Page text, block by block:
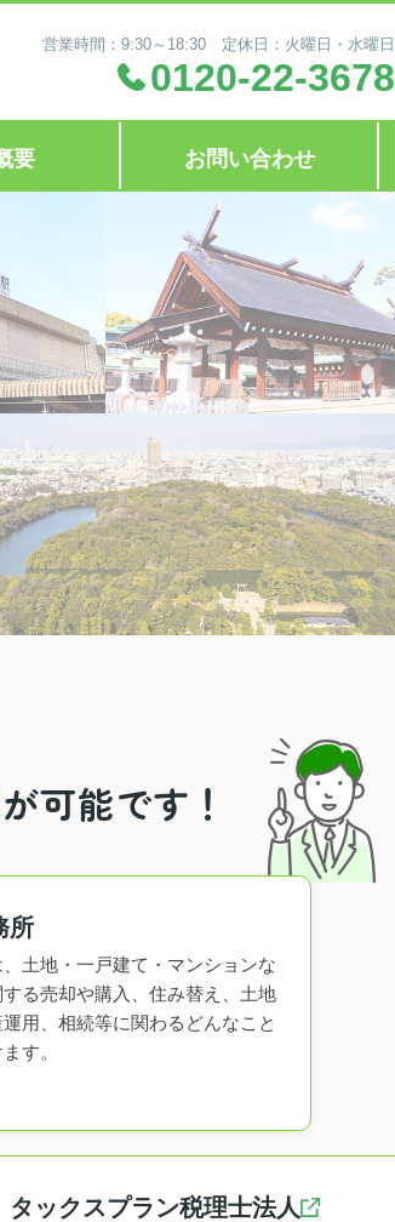
営業時間：9:30～18:30 定休日：火曜日・水曜日
0120-22-3678
要 お問い合わせ
が可能です！
所
土地・一戸建て・マンションな
る売却や購入、住み替え、土地
用、相続等に関わるどんなこと
す。
タックスプラン税理士法人